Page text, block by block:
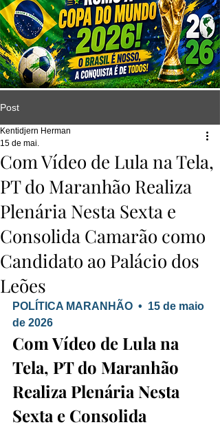
Post
Com Vídeo de Lula na Tela,
PT do Maranhão Realiza
Plenária Nesta Sexta e
Consolida Camarão como
Candidato ao Palácio dos
Leões
Kentidjern Herman
15 de mai.
POLÍTICA MARANHÃO  •  15 de maio
de 2026
Com Vídeo de Lula na
Tela, PT do Maranhão
Realiza Plenária Nesta
Sexta e Consolida